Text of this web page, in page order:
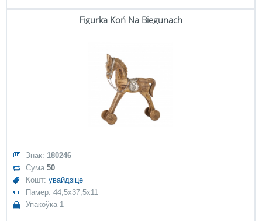
Figurka Koń Na Biegunach
Знак: 180246
Сума50
Кошт:увайдзіце
Памер: 44,5x37,5x11
Упакоўка 1